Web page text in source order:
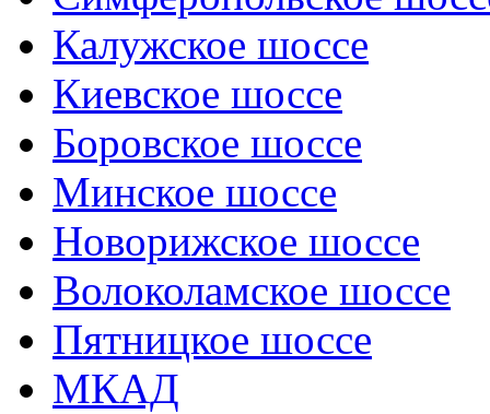
Калужское шоссе
Киевское шоссе
Боровское шоссе
Минское шоссе
Новорижское шоссе
Волоколамское шоссе
Пятницкое шоссе
МКАД